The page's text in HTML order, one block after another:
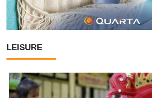
LEISURE